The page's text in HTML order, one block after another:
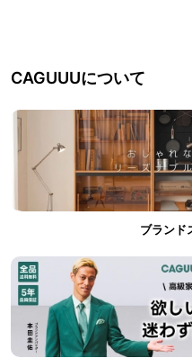
CAGUUUについて
ブランド